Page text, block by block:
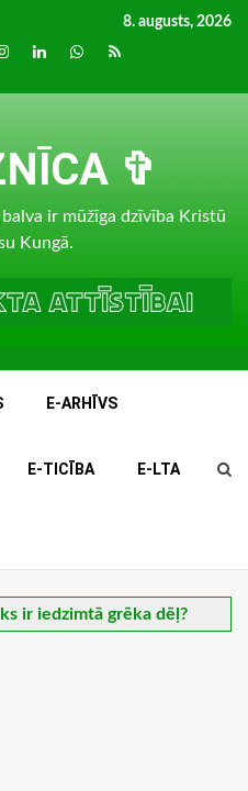
8. augusts, 2026
LinkedInwhatsapp
RSS
✞
ir mūžīga dzīvība Kristū
Kungā.
E-ARHĪVS
E-TICĪBA E-LTA
ir iedzimtā grēka dēļ?